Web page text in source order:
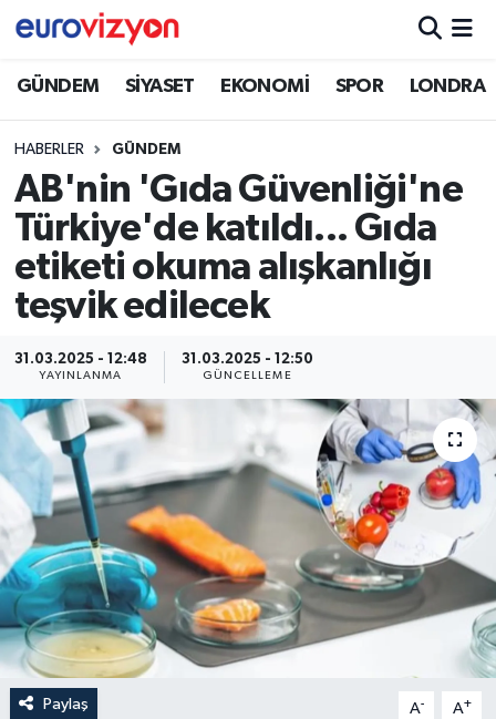
GÜNDEM SİYASET EKONOMİ SPOR LONDRA
HABERLER GÜNDEM
AB'nin 'Gıda Güvenliği'ne
Türkiye'de katıldı... Gıda
etiketi okuma alışkanlığı
teşvik edilecek
31.03.2025 - 12:48
YAYINLANMA
31.03.2025 - 12:50
GÜNCELLEME
Paylaş A- A+